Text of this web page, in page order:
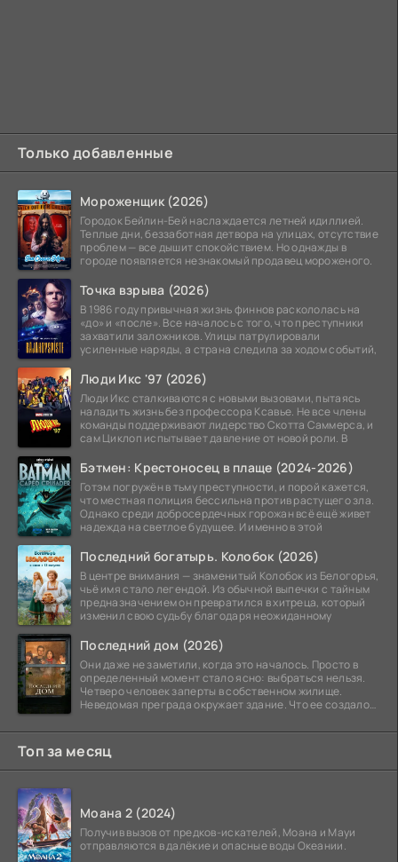
Только добавленные
Мороженщик (2026)
Городок Бейлин-Бей наслаждается летней идиллией.
Теплые дни, беззаботная детвора на улицах, отсутствие
проблем — все дышит спокойствием. Но однажды в
городе появляется незнакомый продавец мороженого.
Точка взрыва (2026)
В 1986 году привычная жизнь финнов раскололась на
«до» и «после». Все началось с того, что преступники
захватили заложников. Улицы патрулировали
усиленные наряды, а страна следила за ходом событий,
Люди Икс '97 (2026)
Люди Икс сталкиваются с новыми вызовами, пытаясь
наладить жизнь без профессора Ксавье. Не все члены
команды поддерживают лидерство Скотта Саммерса, и
сам Циклоп испытывает давление от новой роли. В
Бэтмен: Крестоносец в плаще (2024-2026)
Готэм погружён в тьму преступности, и порой кажется,
что местная полиция бессильна против растущего зла.
Однако среди добросердечных горожан всё ещё живет
надежда на светлое будущее. И именно в этой
Последний богатырь. Колобок (2026)
В центре внимания — знаменитый Колобок из Белогорья,
чьё имя стало легендой. Из обычной выпечки с тайным
предназначением он превратился в хитреца, который
изменил свою судьбу благодаря неожиданному
Последний дом (2026)
Они даже не заметили, когда это началось. Просто в
определенный момент стало ясно: выбраться нельзя.
Четверо человек заперты в собственном жилище.
Неведомая преграда окружает здание. Что ее создало
Топ за месяц
Моана 2 (2024)
Получив вызов от предков-искателей, Моана и Мауи
отправляются в далёкие и опасные воды Океании.